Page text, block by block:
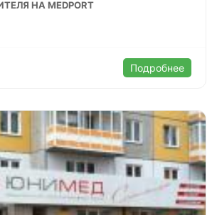
НА MEDPORT
Подробнее